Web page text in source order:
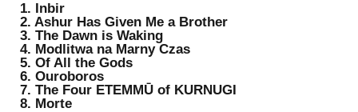
1. Inbir
2. Ashur Has Given Me a Brother
3. The Dawn is Waking
4. Modlitwa na Marny Czas
5. Of All the Gods
6. Ouroboros
7. The Four ETEMMŪ of KURNUGI
8. Morte